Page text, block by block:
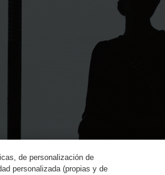
de personalización de
personalizada (propias y de